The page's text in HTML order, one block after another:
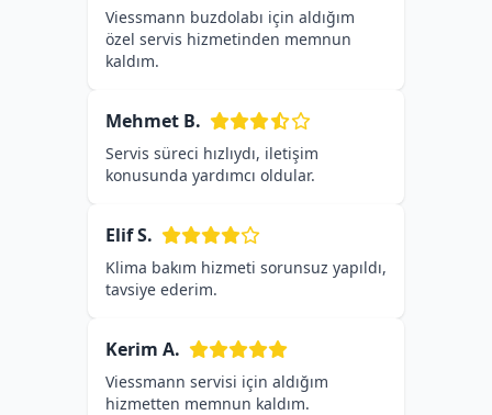
Viessmann buzdolabı için aldığım
özel servis hizmetinden memnun
kaldım.
Mehmet B.
Servis süreci hızlıydı, iletişim
konusunda yardımcı oldular.
Elif S.
Klima bakım hizmeti sorunsuz yapıldı,
tavsiye ederim.
Kerim A.
Viessmann servisi için aldığım
hizmetten memnun kaldım.